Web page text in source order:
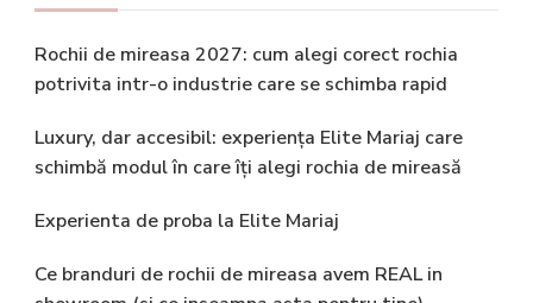
Rochii de mireasa 2027: cum alegi corect rochia
potrivita intr-o industrie care se schimba rapid
Luxury, dar accesibil: experiența Elite Mariaj care
schimbă modul în care îți alegi rochia de mireasă
Experienta de proba la Elite Mariaj
Ce branduri de rochii de mireasa avem REAL in